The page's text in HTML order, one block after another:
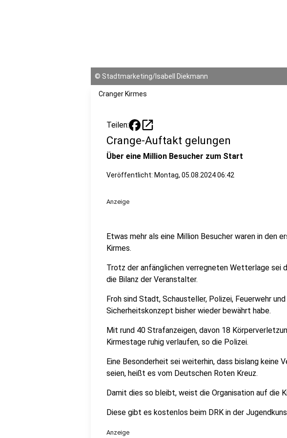
© Stadtmarketing/Isabell Diekmann
Cranger Kirmes
Teilen: open_in_new
Crange-Auftakt gelungen
Über eine Million Besucher zum Start
Veröffentlicht: Montag, 05.08.2024 06:42
Anzeige
Etwas mehr als eine Million Besucher waren in den
Kirmes.
Trotz der anfänglichen verregneten Wetterlage sei
die Bilanz der Veranstalter.
Froh sind Stadt, Schausteller, Polizei, Feuerwehr
Sicherheitskonzept bisher wieder bewährt habe.
Mit rund 40 Strafanzeigen, davon 18
Kirmestage ruhig verlaufen, so die Polizei.
Eine Besonderheit sei weiterhin, dass bislang keine
seien, heißt es vom Deutschen Roten Kreuz.
Damit dies so bleibt, weist die Organisation auf die
Diese gibt es kostenlos beim DRK in der
Anzeige